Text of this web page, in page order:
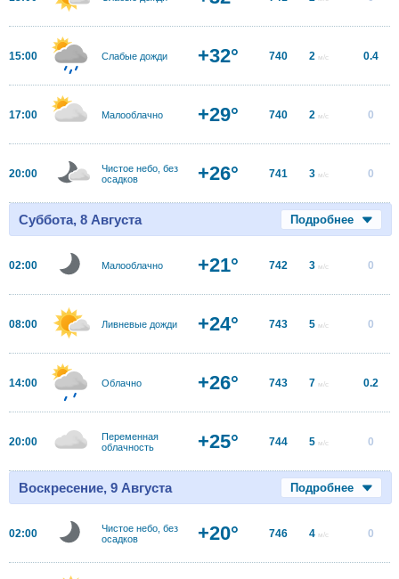
15:00 Слабые дожди +32° 740 2 м/с 0.4
17:00 Малооблачно +29° 740 2 м/с 0
20:00
Чистое небо, без
осадков
+26° 741 3 м/с 0
Суббота, 8 Августа Подробнее
02:00 Малооблачно +21° 742 3 м/с 0
08:00 Ливневые дожди +24° 743 5 м/с 0
14:00 Облачно +26° 743 7 м/с 0.2
20:00
Переменная
облачность
+25° 744 5 м/с 0
Воскресение, 9 Августа Подробнее
02:00
Чистое небо, без
осадков
+20° 746 4 м/с 0